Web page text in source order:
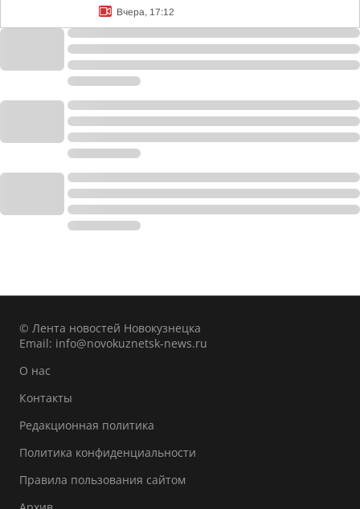
Вчера, 17:12
© Лента новостей Новокузнецка
Email: info@novokuznetsk-news.ru
О нас
Контакты
Редакционная политика
Политика конфиденциальности
Правила пользования сайтом